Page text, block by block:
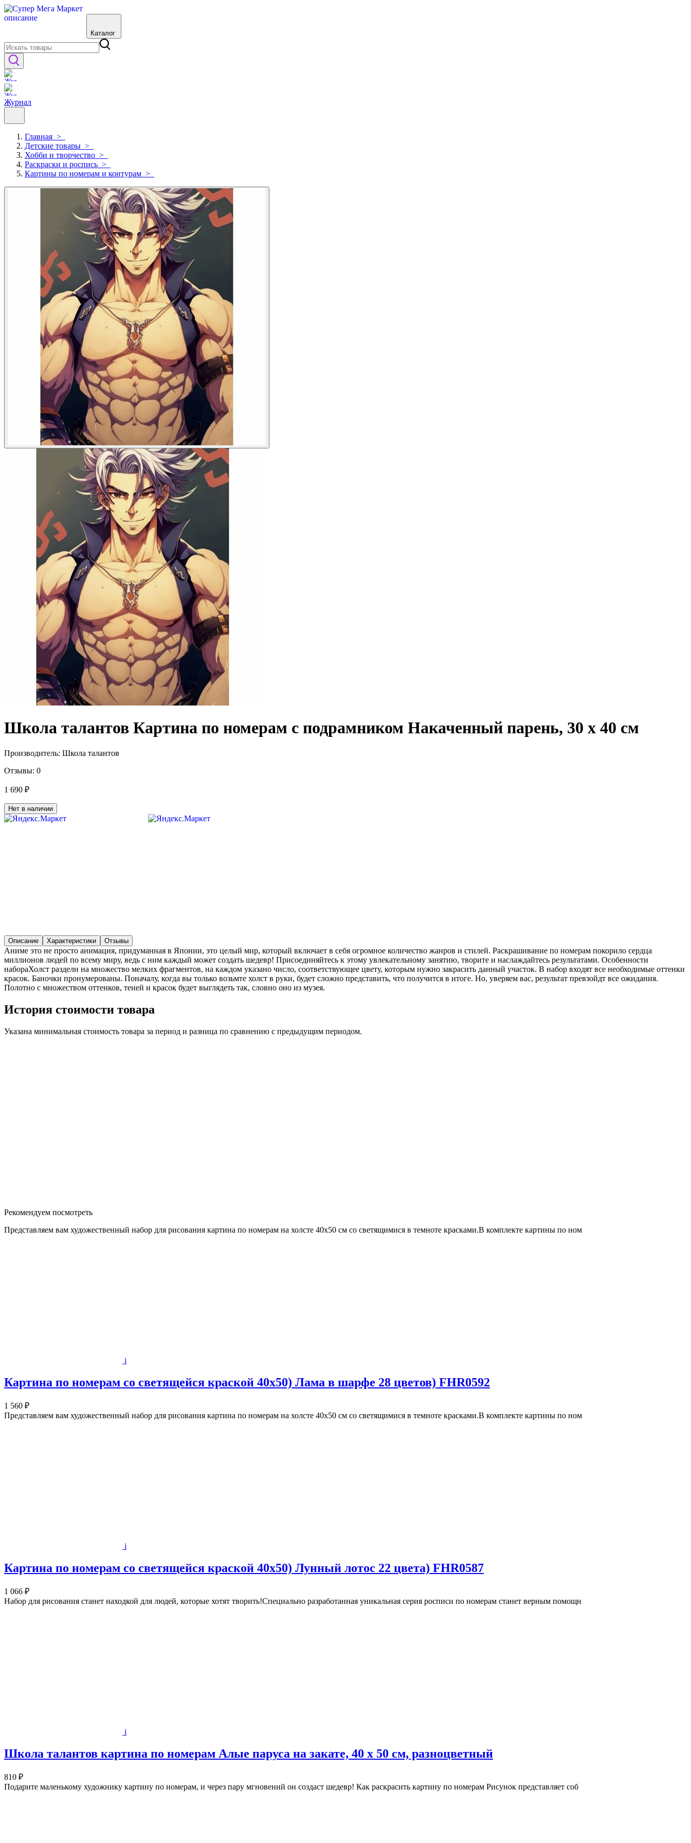
Каталог
Журнал
Главная >
Детские товары >
Хобби и творчество >
Раскраски и роспись >
Картины по номерам и контурам >
Школа талантов Картина по номерам с подрамником Накаченный парень, 30 х 40 см
Производитель: Школа талантов
Отзывы: 0
1 690 ₽
Нет в наличии
Описание Характеристики Отзывы
Аниме это не просто анимация, придуманная в Японии, это целый мир, который включает в себя огромное количество жанров и стилей. Раскрашивание по номерам покорило сердца
миллионов людей по всему миру, ведь с ним каждый может создать шедевр! Присоединяйтесь к этому увлекательному занятию, творите и наслаждайтесь результатами. Особенности
набораХолст разделн на множество мелких фрагментов, на каждом указано число, соответствующее цвету, которым нужно закрасить данный участок. В набор входят все необходимые оттенки
красок. Баночки пронумерованы. Поначалу, когда вы только возьмте холст в руки, будет сложно представить, что получится в итоге. Но, уверяем вас, результат превзойдт все ожидания.
Полотно с множеством оттенков, теней и красок будет выглядеть так, словно оно из музея.
История стоимости товара
Указана минимальная стоимость товара за период и разница по сравнению с предыдущим периодом.
Рекомендуем посмотреть
Представляем вам художественный набор для рисования картина по номерам на холсте 40х50 см со светящимися в темноте красками.В комплекте картины по ном
i
Картина по номерам со светящейся краской 40х50) Лама в шарфе 28 цветов) FHR0592
1 560 ₽
Представляем вам художественный набор для рисования картина по номерам на холсте 40х50 см со светящимися в темноте красками.В комплекте картины по ном
i
Картина по номерам со светящейся краской 40х50) Лунный лотос 22 цвета) FHR0587
1 066 ₽
Набор для рисования станет находкой для людей, которые хотят творить!Специально разработанная уникальная серия росписи по номерам станет верным помощн
i
Школа талантов картина по номерам Алые паруса на закате, 40 x 50 см, разноцветный
810 ₽
Подарите маленькому художнику картину по номерам, и через пару мгновений он создаст шедевр! Как раскрасить картину по номерам Рисунок представляет соб